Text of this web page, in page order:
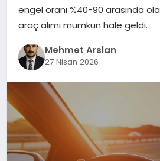
SAĞLIK
EĞITIM
YAŞAM
engel oranı %40-90 arasında
araç alımı mümkün hale geldi.
Mehmet Arslan
27 Nisan 2026